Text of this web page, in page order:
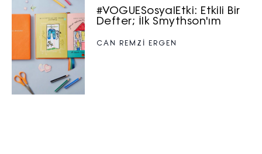
#VOGUESosyalEtki: Etkili Bir
Defter; İlk Smythson'ım
CAN REMZİ ERGEN